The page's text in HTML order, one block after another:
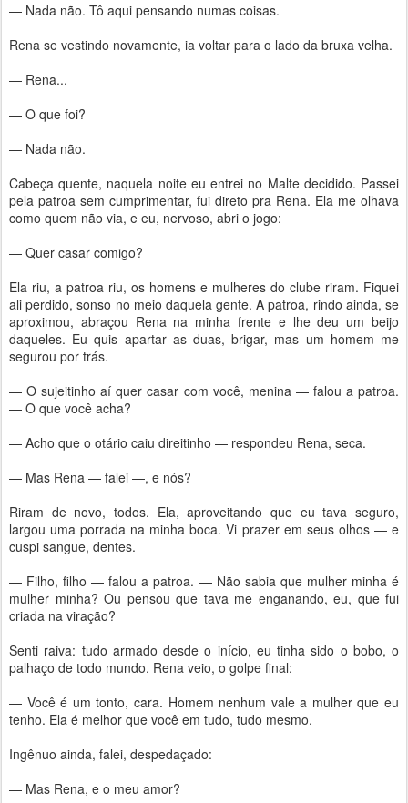
— Nada não. Tô aqui pensando numas coisas.
Rena se vestindo novamente, ia voltar para o lado da bruxa velha.
— Rena...
— O que foi?
— Nada não.
Cabeça quente, naquela noite eu entrei no Malte decidido. Passei
pela patroa sem cumprimentar, fui direto pra Rena. Ela me olhava
como quem não via, e eu, nervoso, abri o jogo:
— Quer casar comigo?
Ela riu, a patroa riu, os homens e mulheres do clube riram. Fiquei
ali perdido, sonso no meio daquela gente. A patroa, rindo ainda, se
aproximou, abraçou Rena na minha frente e lhe deu um beijo
daqueles. Eu quis apartar as duas, brigar, mas um homem me
segurou por trás.
— O sujeitinho aí quer casar com você, menina — falou a patroa.
— O que você acha?
— Acho que o otário caiu direitinho — respondeu Rena, seca.
— Mas Rena — falei —, e nós?
Riram de novo, todos. Ela, aproveitando que eu tava seguro,
largou uma porrada na minha boca. Vi prazer em seus olhos — e
cuspi sangue, dentes.
— Filho, filho — falou a patroa. — Não sabia que mulher minha é
mulher minha? Ou pensou que tava me enganando, eu, que fui
criada na viração?
Senti raiva: tudo armado desde o início, eu tinha sido o bobo, o
palhaço de todo mundo. Rena veio, o golpe final:
— Você é um tonto, cara. Homem nenhum vale a mulher que eu
tenho. Ela é melhor que você em tudo, tudo mesmo.
Ingênuo ainda, falei, despedaçado:
— Mas Rena, e o meu amor?